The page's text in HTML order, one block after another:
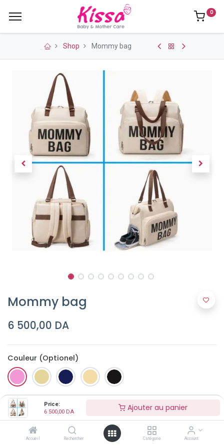
Price:
6 500,00 DA Ajouter au panier
Accueil Rechercher Catégorie Account
0
Shop Mommy bag
Mommy bag
6 500,00 DA
Couleur (Optionel)
Ajouter au panier